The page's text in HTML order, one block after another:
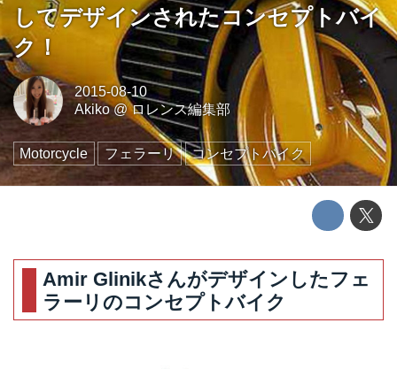
してデザインされたコンセプトバイ
ク！
2015-08-10
Akiko@ロレンス編集部
Motorcycle フェラーリ コンセプトバイク
Amir Glinikさんがデザインしたフェ
ラーリのコンセプトバイク